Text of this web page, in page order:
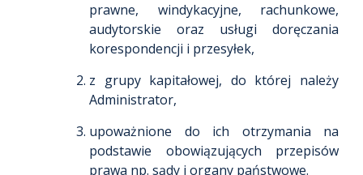
prawne, windykacyjne, rachunkowe,
audytorskie oraz usługi doręczania
korespondencji i przesyłek,
z grupy kapitałowej, do której należy
Administrator,
upoważnione do ich otrzymania na
podstawie obowiązujących przepisów
prawa np. sądy i organy państwowe.